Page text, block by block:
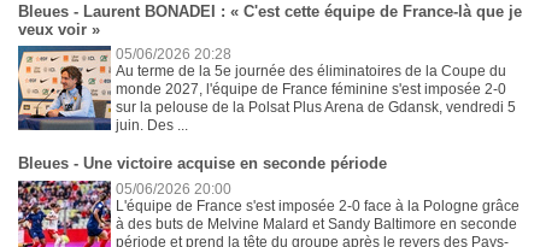
Bleues - Laurent BONADEI : « C'est cette équipe de France-là que je
veux voir »
05/06/2026 20:28
Au terme de la 5e journée des éliminatoires de la Coupe du
monde 2027, l'équipe de France féminine s'est imposée 2-0
sur la pelouse de la Polsat Plus Arena de Gdansk, vendredi 5
juin. Des ...
Bleues - Une victoire acquise en seconde période
05/06/2026 20:00
L'équipe de France s'est imposée 2-0 face à la Pologne grâce
à des buts de Melvine Malard et Sandy Baltimore en seconde
période et prend la tête du groupe après le revers des Pays-